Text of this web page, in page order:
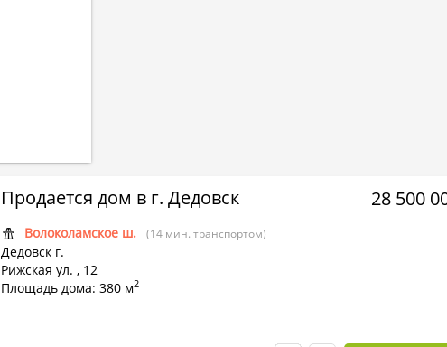
Продается дом в г. Дедовск
Волоколамское ш. (14 мин. транспортом)
Дедовск г.
Рижская ул. , 12
Площадь дома: 380 м2
28 500